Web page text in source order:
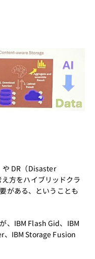
DR（Disaster
方をハイブリッドクラ
がある、ということも
、IBM Flash Gid、IBM
、IBM Storage Fusion